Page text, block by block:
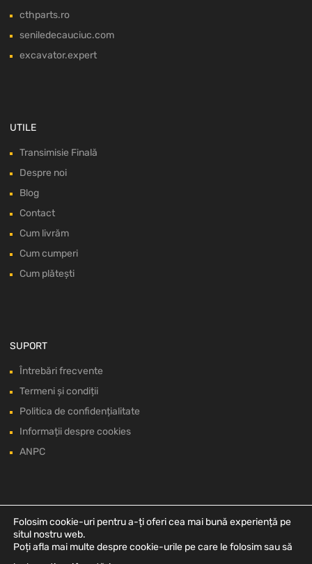
cthparts.ro
seniledecauciuc.com
excavator.expert
UTILE
Transimisie Finală
Despre noi
Blog
Contact
Cum livrăm
Cum cumperi
Cum plătești
SUPORT
Întrebări frecvente
Termeni și condiții
Politica de confidențialitate
Informații despre cookies
ANPC
Folosim cookie-uri pentru a-ți oferi cea mai bună experiență pe
situl nostru web.
Poți afla mai multe despre cookie-urile pe care le folosim sau să